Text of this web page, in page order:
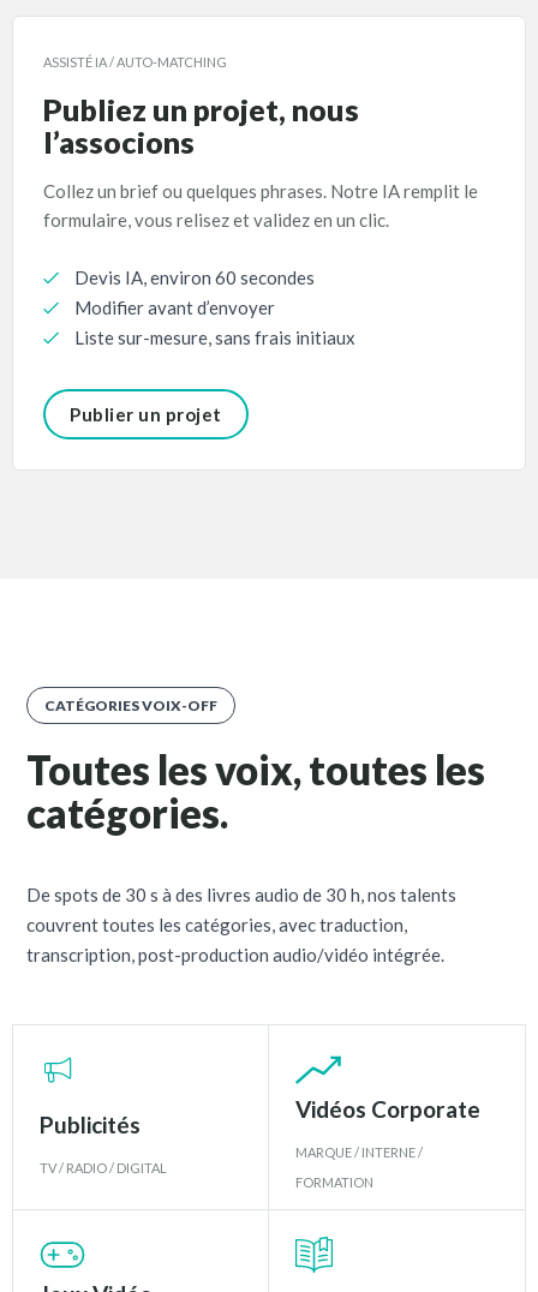
ASSISTÉ IA / AUTO-MATCHING
Publiez un projet, nous
l’associons
Collez un brief ou quelques phrases. Notre IA remplit le
formulaire, vous relisez et validez en un clic.
Devis IA, environ 60 secondes
Modifier avant d’envoyer
Liste sur-mesure, sans frais initiaux
Publier un projet
CATÉGORIES VOIX-OFF
Toutes les voix, toutes les
catégories.
De spots de 30 s à des livres audio de 30 h, nos talents
couvrent toutes les catégories, avec traduction,
transcription, post-production audio/vidéo intégrée.
Publicités
TV / RADIO / DIGITAL
Vidéos Corporate
MARQUE / INTERNE /
FORMATION